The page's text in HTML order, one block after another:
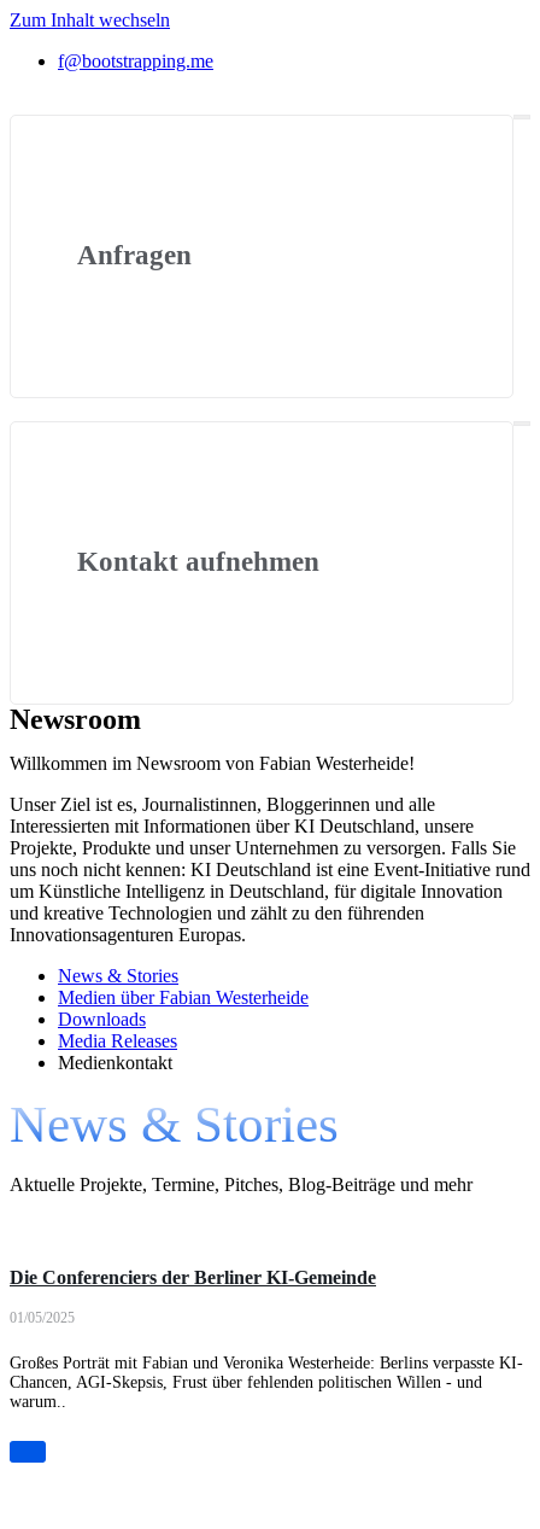
Zum Inhalt wechseln
f@bootstrapping.me
Anfragen
Kontakt aufnehmen
Newsroom
Willkommen im Newsroom von Fabian Westerheide!
Unser Ziel ist es, Journalistinnen, Bloggerinnen und alle
Interessierten mit Informationen über KI Deutschland, unsere
Projekte, Produkte und unser Unternehmen zu versorgen. Falls Sie
uns noch nicht kennen: KI Deutschland ist eine Event-Initiative rund
um Künstliche Intelligenz in Deutschland, für digitale Innovation
und kreative Technologien und zählt zu den führenden
Innovationsagenturen Europas.
News & Stories
Medien über Fabian Westerheide
Downloads
Media Releases
Medienkontakt
News & Stories
Aktuelle Projekte, Termine, Pitches, Blog-Beiträge und mehr
Die Conferenciers der Berliner KI-Gemeinde
01/05/2025
Großes Porträt mit Fabian und Veronika Westerheide: Berlins verpasste KI-
Chancen, AGI-Skepsis, Frust über fehlenden politischen Willen - und
warum..